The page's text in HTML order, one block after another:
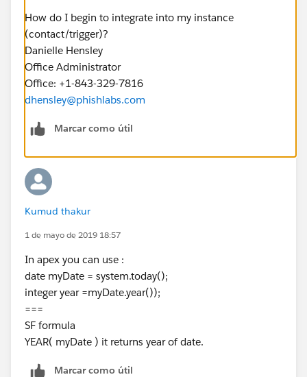
How do I begin to integrate into my instance
(contact/trigger)?
Danielle Hensley
Office Administrator
Office: +1-843-329-7816
dhensley@phishlabs.com
Marcar como útil
Kumud thakur
1 de mayo de 2019 18:57
In apex you can use :
date myDate = system.today();
integer year =myDate.year());
===
SF formula
YEAR( myDate ) it returns year of date.
Marcar como útil